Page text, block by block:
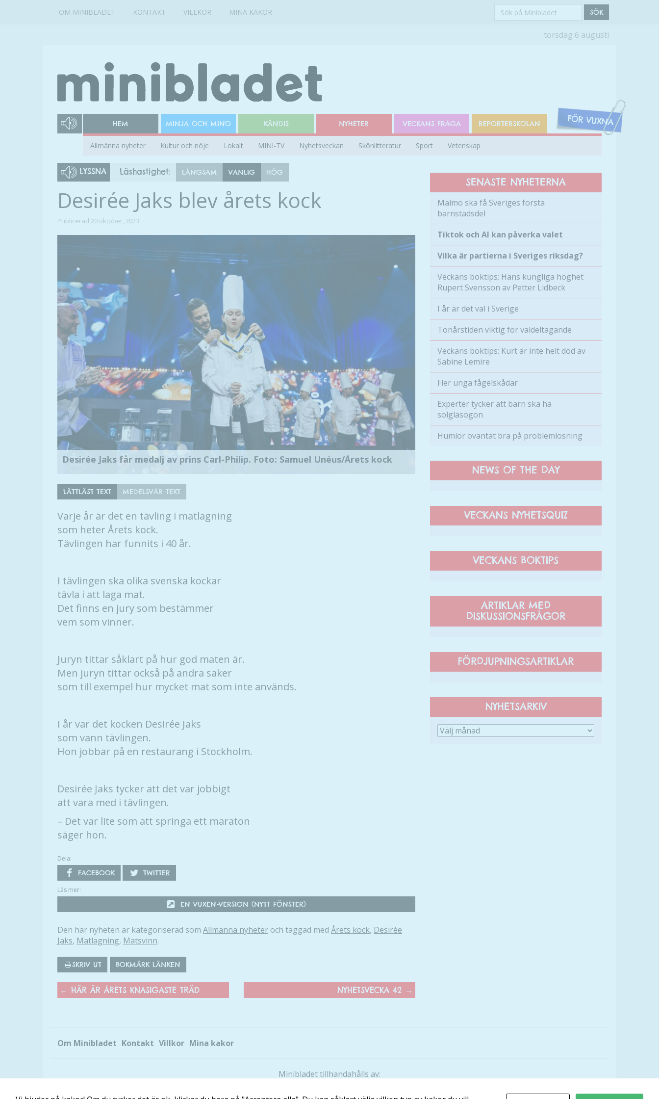
OM MINIBLADET KONTAKT VILLKOR MINA KAKOR
Sök
SÖK
torsdag 6 augusti
HEM MINJA OCH MINO KÄNDIS NYHETER VECKANS FRÅGA REPORTERSKOLAN
Allmänna nyheter Kultur och nöje Lokalt MINI-TV Nyhetsveckan Skönlitteratur Sport Vetenskap
LYSSNA Läshastighet: LÅNGSAM VANLIG HÖG
Desirée Jaks blev årets kock
Publicerad 20 oktober, 2023
Desirée Jaks får medalj av prins Carl-Philip. Foto: Samuel Unéus/Årets kock
LÄTTLÄST TEXT MEDELSVÅR TEXT
Varje år är det en tävling i matlagning
som heter Årets kock.
Tävlingen har funnits i 40 år.
I tävlingen ska olika svenska kockar
tävla i att laga mat.
Det finns en jury som bestämmer
vem som vinner.
Juryn tittar såklart på hur god maten är.
Men juryn tittar också på andra saker
som till exempel hur mycket mat som inte används.
I år var det kocken Desirée Jaks
som vann tävlingen.
Hon jobbar på en restaurang i Stockholm.
Desirée Jaks tycker att det var jobbigt
att vara med i tävlingen.
– Det var lite som att springa ett maraton
säger hon.
Dela:
FACEBOOK TWITTER
Läs mer:
EN VUXEN-VERSION (NYTT FÖNSTER)
Den här nyheten är kategoriserad som Allmänna nyheter och taggad med Årets kock, Desirée
Jaks, Matlagning, Matsvinn.
SKRIV UT BOKMÄRK LÄNKEN
← HÄR ÄR ÅRETS KNASIGASTE TRÄD NYHETSVECKA 42 →
SENASTE NYHETERNA
Malmö ska få Sveriges första
barnstadsdel
Tiktok och AI kan påverka valet
Vilka är partierna i Sveriges riksdag?
Veckans boktips: Hans kungliga höghet
Rupert Svensson av Petter Lidbeck
I år är det val i Sverige
Tonårstiden viktig för valdeltagande
Veckans boktips: Kurt är inte helt död av
Sabine Lemire
Fler unga fågelskådar
Experter tycker att barn ska ha
solglasögon
Humlor oväntat bra på problemlösning
NEWS OF THE DAY
VECKANS NYHETSQUIZ
VECKANS BOKTIPS
ARTIKLAR MED
DISKUSSIONSFRÅGOR
FÖRDJUPNINGSARTIKLAR
NYHETSARKIV
Om Minibladet Kontakt Villkor Mina kakor
Minibladet tillhandahålls av:
fungera.
förbättra
hemsidans